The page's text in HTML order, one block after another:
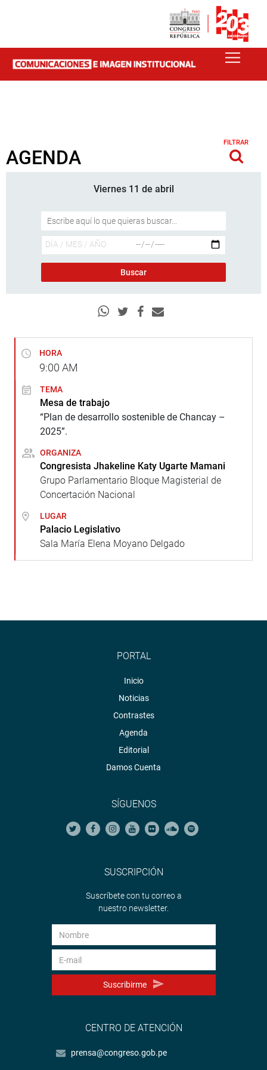
AGENDA
FILTRAR
Viernes 11 de abril
HORA
9:00 AM
TEMA
Mesa de trabajo
“Plan de desarrollo sostenible de Chancay –
2025”.
ORGANIZA
Congresista Jhakeline Katy Ugarte Mamani
Grupo Parlamentario Bloque Magisterial de
Concertación Nacional
LUGAR
Palacio Legislativo
Sala María Elena Moyano Delgado
PORTAL
Inicio
Noticias
Contrastes
Agenda
Editorial
Damos Cuenta
SÍGUENOS
SUSCRIPCIÓN
Suscríbete con tu correo a
nuestro newsletter.
Suscribirme
CENTRO DE ATENCIÓN
prensa@congreso.gob.pe